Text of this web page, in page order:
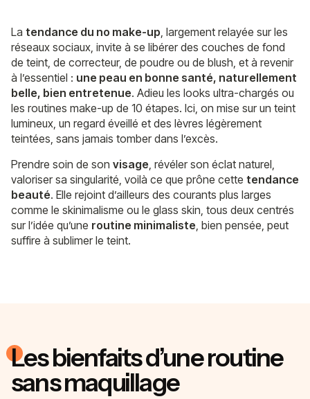
La tendance du no make-up, largement relayée sur les
réseaux sociaux, invite à se libérer des couches de fond
de teint, de correcteur, de poudre ou de blush, et à revenir
à l’essentiel : une peau en bonne santé, naturellement
belle, bien entretenue. Adieu les looks ultra-chargés ou
les routines make-up de 10 étapes. Ici, on mise sur un teint
lumineux, un regard éveillé et des lèvres légèrement
teintées, sans jamais tomber dans l’excès.
Prendre soin de son visage, révéler son éclat naturel,
valoriser sa singularité, voilà ce que prône cette tendance
beauté. Elle rejoint d’ailleurs des courants plus larges
comme le skinimalisme ou le glass skin, tous deux centrés
sur l’idée qu’une routine minimaliste, bien pensée, peut
suffire à sublimer le teint.
Les bienfaits d’une routine
sans maquillage